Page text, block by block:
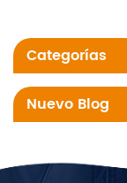
Categorías
Nuevo Blog